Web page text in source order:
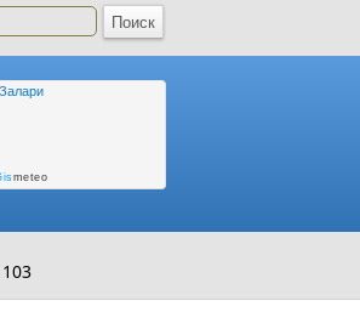
Залари
meteo